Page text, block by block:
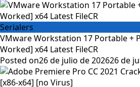
Serialers
VMware Workstation 17 Portable +
Worked] x64 Latest FileCR
Posted on26 de julio de 202626 de